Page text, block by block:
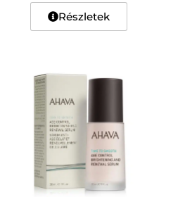
Részletek